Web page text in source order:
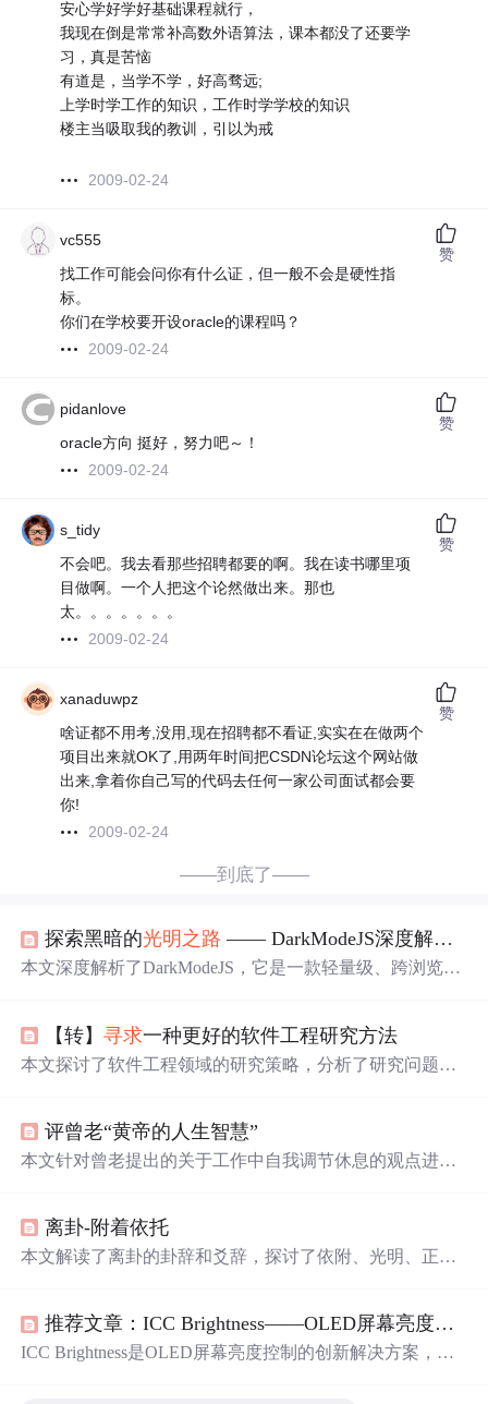
安心学好学好基础课程就行，
我现在倒是常常补高数外语算法，课本都没了还要学
习，真是苦恼
有道是，当学不学，好高骛远;
上学时学工作的知识，工作时学学校的知识
楼主当吸取我的教训，引以为戒
2009-02-24
vc555
找工作可能会问你有什么证，但一般不会是硬性指
标。
你们在学校要开设oracle的课程吗？
2009-02-24
赞
pidanlove
oracle方向 挺好，努力吧～！
2009-02-24
赞
s_tidy
不会吧。我去看那些招聘都要的啊。我在读书哪里项
目做啊。一个人把这个论然做出来。那也
太。。。。。。。
2009-02-24
赞
xanaduwpz
啥证都不用考,没用,现在招聘都不看证,实实在在做两个
项目出来就OK了,用两年时间把CSDN论坛这个网站做
出来,拿着你自己写的代码去任何一家公司面试都会要
你!
2009-02-24
赞
——到底了——
探索黑暗的光明之路 —— DarkModeJS深度解析与推荐
本文深度解析了DarkModeJS，它是一款轻量级、跨浏览器
跨浏览器兼容等特点，适用于各类Web项目，值得前端开
发者探索应用。
【转】寻求一种更好的软件工程研究方法
本文探讨了软件工程领域的研究策略，分析了研究问题、
评曾老“黄帝的人生智慧”
本文针对曾老提出的关于工作中自我调节休息的观点进行
求
解决之道。
离卦-附着依托
本文解读了离卦的卦辞和爻辞，探讨了依附、光明、正义
括谨慎行动、明辨是非和适时征伐。,
推荐文章：ICC Brightness——OLED屏幕亮度控制的创新解决方案
ICC Brightness是OLED屏幕亮度控制的创新解决方案，专